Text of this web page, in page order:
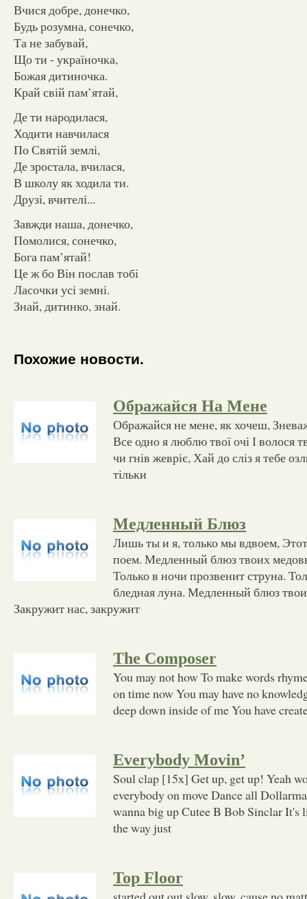
Вчися добре, донечко,
Будь розумна, сонечко,
Та не забувай,
Що ти - україночка,
Божая дитиночка.
Край свій пам’ятай,
Де ти народилася,
Ходити навчилася
По Святій землі,
Де зростала, вчилася,
В школу як ходила ти.
Друзі, вчителі...
Завжди наша, донечко,
Помолися, сонечко,
Бога пам’ятай!
Це ж бо Він послав тобі
Ласочки усі земні.
Знай, дитинко, знай.
Похожие новости.
Ображайся На Мене
Ображайся не мене, як хочеш,
Все одно я люблю твої очі І волося
чи гнів жевріє, Хай до сліз я тебе
тільки
Медленный Блюз
Лишь ты и я, только мы вдвоем,
поем. Медленный блюз твоих
Только в ночи прозвенит струна.
бледная луна. Медленный блюз
Закружит нас, закружит
The Composer
You may not how To make words
on time now You may have no
deep down inside of me You have
Everybody Movin’
Soul clap [15x] Get up, get up! Yeah
everybody on move Dance all
wanna big up Cutee B Bob Sinclar It's
the way just
Top Floor